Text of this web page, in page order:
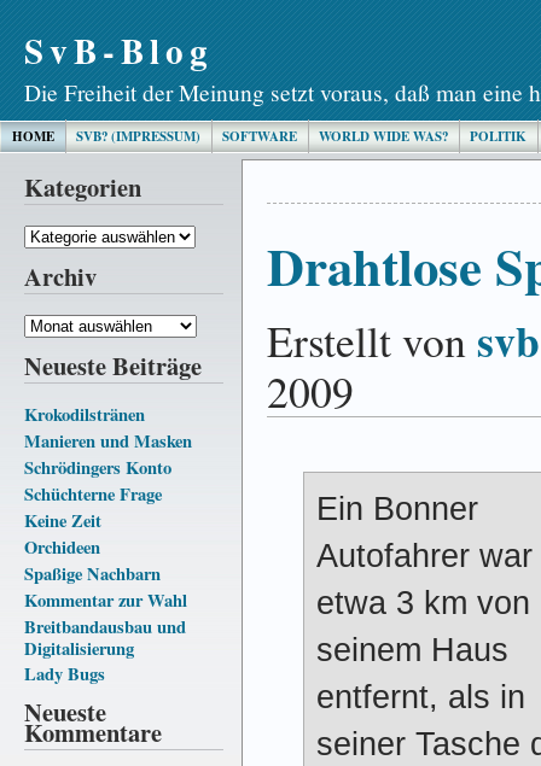
SvB-Blog
Die Freiheit der Meinung setzt voraus, daß man eine
HOME SVB? (IMPRESSUM) SOFTWARE WORLD WIDE WAS? POLITIK
Kategorien
Kategorien
Archiv
Archiv
Neueste Beiträge
Krokodilstränen
Manieren und Masken
Schrödingers Konto
Schüchterne Frage
Keine Zeit
Orchideen
Spaßige Nachbarn
Kommentar zur Wahl
Breitbandausbau und
Digitalisierung
Lady Bugs
Neueste
Kommentare
Drahtlose
Erstellt vonsvb
2009
Ein Bonner
Autofahrer war
etwa 3 km von
seinem Haus
entfernt, als in
seiner Tasche